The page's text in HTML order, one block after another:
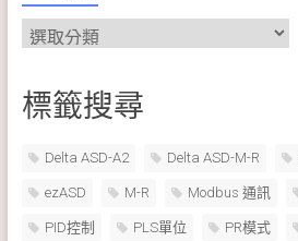
分
類
標籤搜尋
Delta ASD-A2 Delta ASD-M-R
ezASD M-R Modbus 通訊
PID控制 PLS單位 PR模式